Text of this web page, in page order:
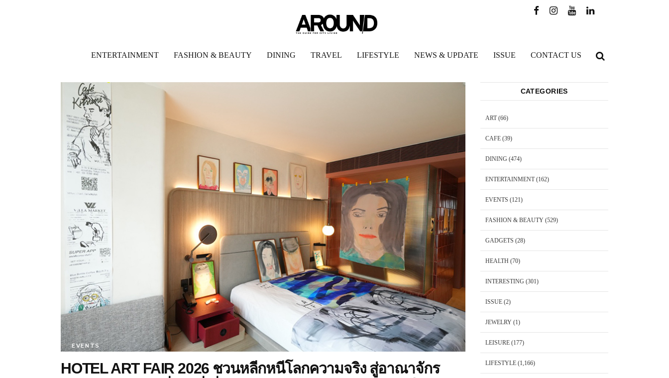
ENTERTAINMENT FASHION & BEAUTY DINING TRAVEL LIFESTYLE NEWS & UPDATE ISSUE CONTACT US
EVENTS
HOTEL ART FAIR 2026 ชวนหลีกหนีโลกความจริง สู่อาณาจักร
CATEGORIES
ART(66)
CAFE(39)
DINING (474)
ENTERTAINMENT(162)
EVENTS (121)
FASHION & BEAUTY(529)
GADGETS (28)
HEALTH (70)
INTERESTING (301)
ISSUE(2)
JEWELRY(1)
LEISURE(177)
LIFESTYLE(1,166)